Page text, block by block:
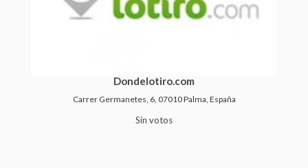
Dondelotiro.com
Carrer Germanetes, 6, 07010 Palma, España
Sin votos